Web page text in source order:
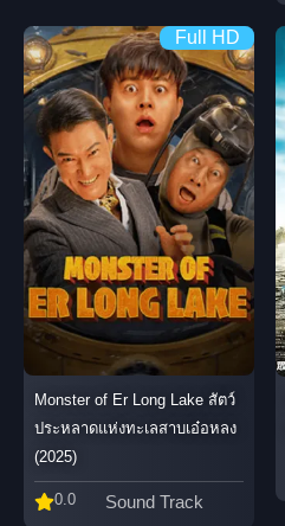
Full HD
Monster of Er Long Lake สัตว์
ประหลาดแห่งทะเลสาบเอ๋อหลง
(2025)
0.0 Sound Track